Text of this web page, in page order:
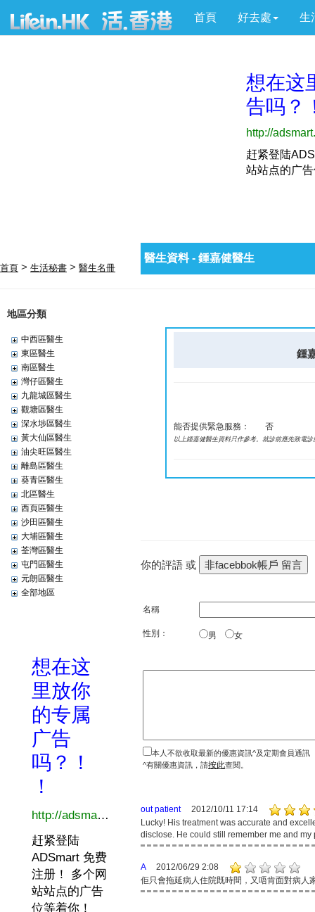
首頁 好去處 生
首頁 > 生活秘書 > 醫生名冊
地區分類
中西區醫生
東區醫生
南區醫生
灣仔區醫生
九龍城區醫生
觀塘區醫生
深水埗區醫生
黃大仙區醫生
油尖旺區醫生
離島區醫生
葵青區醫生
北區醫生
西頁區醫生
沙田區醫生
大埔區醫生
荃灣區醫生
屯門區醫生
元朗區醫生
全部地區
醫生資料 - 鍾嘉健醫生
鍾
能否提供緊急服務： 否
以上鍾嘉健醫生資料只作參考。就診前應先致電
你的評語 或
名稱
性別： 男 女
本人不欲收取最新的優惠資訊^及定期會員通訊
^有關優惠資訊，請按此查閱。
out patient
2012/10/11 17:14
Lucky! His treatment was accurate and
disclose. He could still remember me and my
A
2012/06/29 2:08
佢只會拖延病人住院既時間，又唔肯面對病人